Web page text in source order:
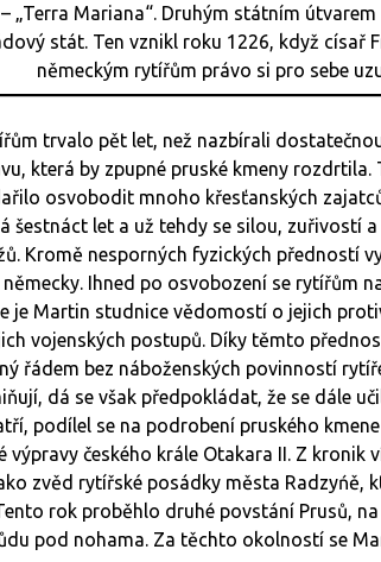
„Terra Mariana“. Druhým státním
stát. Ten vznikl roku 1226, když císař
německým rytířům právo si pro sebe
trvalo pět let, než nazbírali
která by zpupné pruské kmeny
osvobodit mnoho křesťanských
šestnáct let a už tehdy se silou, zuřivostí
Kromě nesporných fyzických předností
německy. Ihned po osvobození se rytířům
je Martin studnice vědomostí o jejich
vojenských postupů. Díky těmto
řádem bez náboženských povinností
dá se však předpokládat, že se dále
podílel se na podrobení pruského
výpravy českého krále Otakara II. Z kronik
zvěd rytířské posádky města Radzyńě,
rok proběhlo druhé povstání Prusů,
pod nohama. Za těchto okolností se